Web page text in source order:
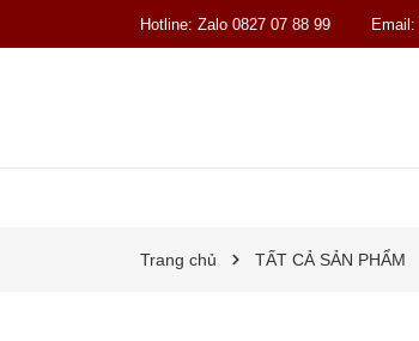
Hotline: Zalo 0827 07 88 99 Email:
Trang chủ TẤT CẢ SẢN PHẨM